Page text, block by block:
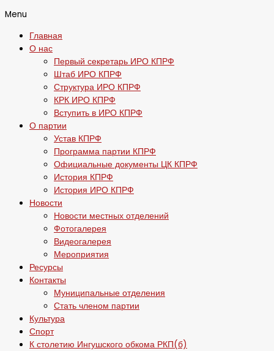
Menu
Главная
О нас
Первый секретарь ИРО КПРФ
Штаб ИРО КПРФ
Структура ИРО КПРФ
КРК ИРО КПРФ
Вступить в ИРО КПРФ
О партии
Устав КПРФ
Программа партии КПРФ
Официальные документы ЦК КПРФ
История КПРФ
История ИРО КПРФ
Новости
Новости местных отделений
Фотогалерея
Видеогалерея
Мероприятия
Ресурсы
Контакты
Муниципальные отделения
Стать членом партии
Культура
Спорт
К столетию Ингушского обкома РКП(б)